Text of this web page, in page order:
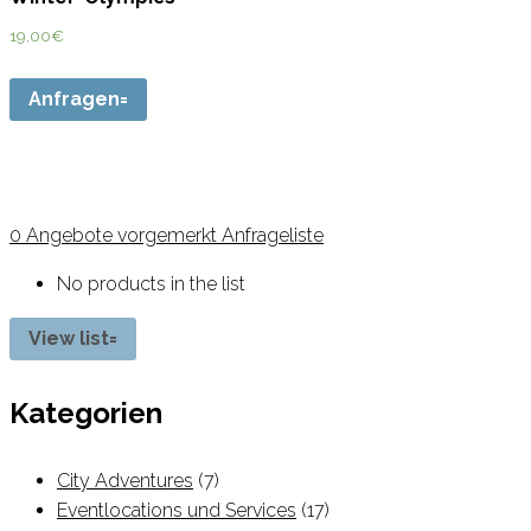
19,00€
Anfragen
0 Angebote vorgemerkt Anfrageliste
No products in the list
View list
Kategorien
City Adventures (7)
Eventlocations und Services (17)